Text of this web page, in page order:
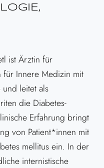
ist Ärztin für
für Innere Medizin mit
leitet als
die Diabetes-
Erfahrung bringt
von Patient*innen mit
mellitus ein. In der
internistische